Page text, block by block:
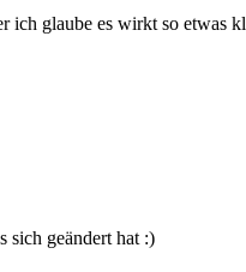
glaube es wirkt so etwas
sich geändert hat :)